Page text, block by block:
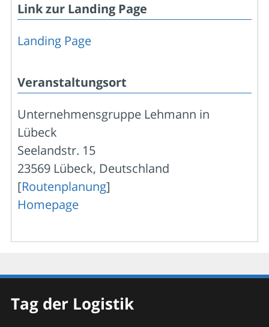
Link zur Landing Page
Landing Page
Veranstaltungsort
Unternehmensgruppe Lehmann in
Lübeck
Seelandstr. 15
23569 Lübeck, Deutschland
[Routenplanung]
Homepage
Tag der Logistik